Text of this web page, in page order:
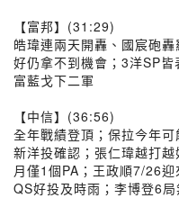
【富邦】(31:29)
皓瑋連兩天開轟、國宸砲
好仍拿不到機會；3洋SP皆
富藍戈下二軍
【中信】(36:56)
全年戰績登頂；保拉今年
新洋投確認；張仁瑋越打
月僅1個PA；王政順7/26
QS好投及時雨；李博登6